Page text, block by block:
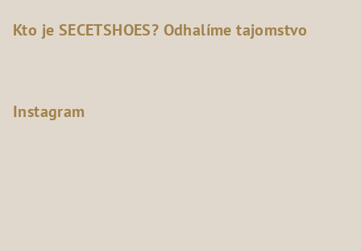
Kto je SECETSHOES? Odhalíme tajomstvo
Instagram